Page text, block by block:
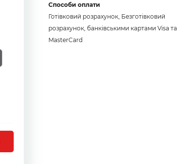
Способи оплати
Готівковий розрахунок, Безготівковий
розрахунок, банківськими картами Visa та
MasterCard